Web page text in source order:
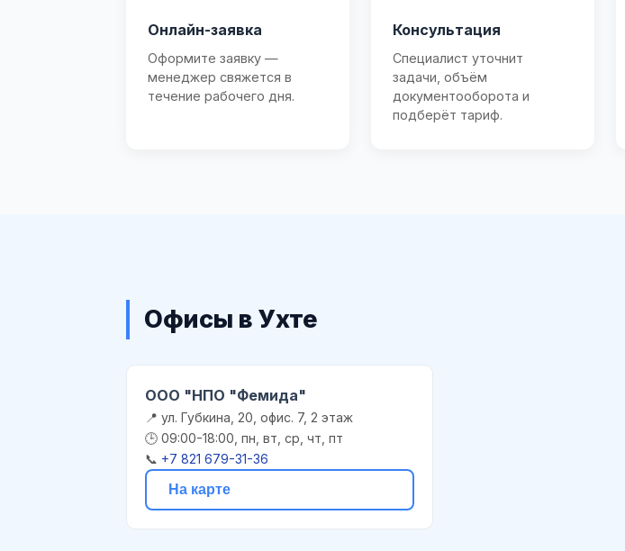
Онлайн-заявка
Оформите заявку —
менеджер свяжется в
течение рабочего дня.
Консультация
Специалист уточнит
задачи, объём
документооборота и
подберёт тариф.
Офисы в Ухте
ООО "НПО "Фемида"
📍 ул. Губкина, 20, офис. 7, 2 этаж
🕒 09:00-18:00, пн, вт, ср, чт, пт
📞 +7 821 679-31-36
На карте